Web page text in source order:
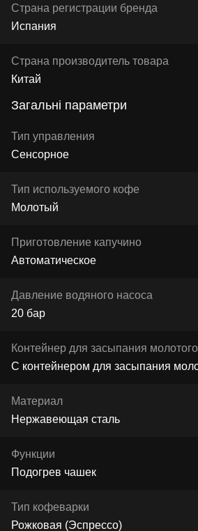
Страна регистрации бренда
Испания
Страна производитель товара
Китай
Загальні параметри
Тип управления
Сенсорное
Тип используемого кофе
Молотый
Приготовление капучино
Автоматическое
Давление водяного насоса
20 бар
Контейнер для засыпания
С контейнером для засыпания
Материал
Нержавеющая сталь
Функции
Подогрев чашек
Тип кофеварки
Рожковая (Эспрессо)